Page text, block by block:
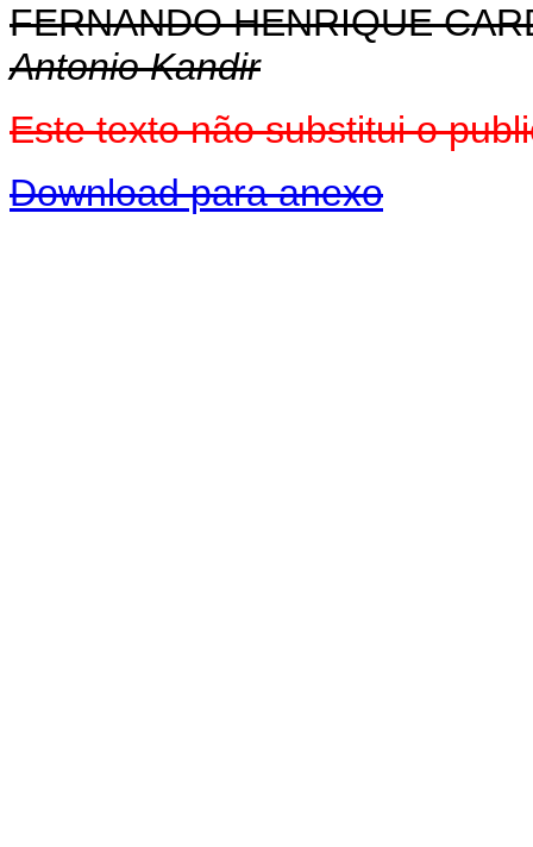
FERNANDO HENRIQUE
Antonio Kandir
Este texto não substitui o
Download para anexo